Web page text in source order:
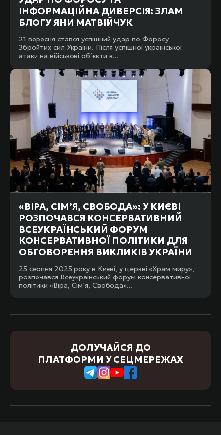
ІНФОРМАЦІЙНА ДИВЕРСІЯ: ЗЛАМ
БЛОГУ ЯНИ МАТВІЙЧУК
21 вересня стався успішний удар по Форосу
Збройтих сил України. Після успішної української
атаки на військові об’єкти в...
«ВІРА, СІМ’Я, СВОБОДА»: У КИЄВІ
РОЗПОЧАВСЯ КОНСЕРВАТИВНИЙ
ВСЕУКРАЇНСЬКИЙ ФОРУМ
КОНСЕРВАТИВНОЇ ПОЛІТИКИ ДЛЯ
ОБГОВОРЕННЯ ВИКЛИКІВ УКРАЇНИ
25 серпня 2025 року в Києві, у церкві «Храм миру»,
розпочався Всеукраїнський форум консервативної
політики «Віра, Сім’я, Свобода»...
ДОЛУЧАЙСЯ ДО
ПЛАТФОРМИ У СЕЦМЕРЕЖАХ